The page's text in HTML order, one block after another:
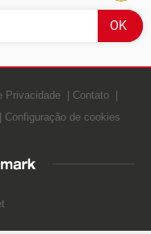
Privacidade
Contato
Configuração de cookies